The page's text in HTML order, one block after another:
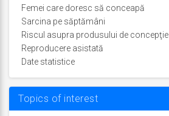
Femei care doresc să conceapă
Sarcina pe săptămâni
Riscul asupra produsului de concepţie
Reproducere asistată
Date statistice
Topics of interest